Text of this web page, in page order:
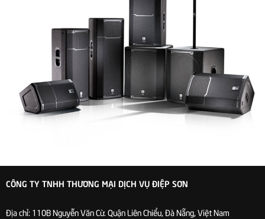
CÔNG TY TNHH THƯƠNG MẠI DỊCH VỤ ĐIỆP SƠN
Địa chỉ: 110B Nguyễn Văn Cừ. Quận Liên Chiểu, Đà Nẵng, Việt Nam